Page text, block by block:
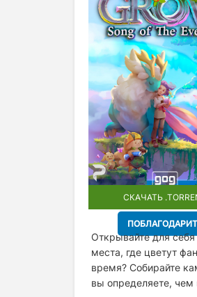
СКАЧАТЬ
Открывайте для
места, где цветут
время? Собирайте
вы определяете, чем